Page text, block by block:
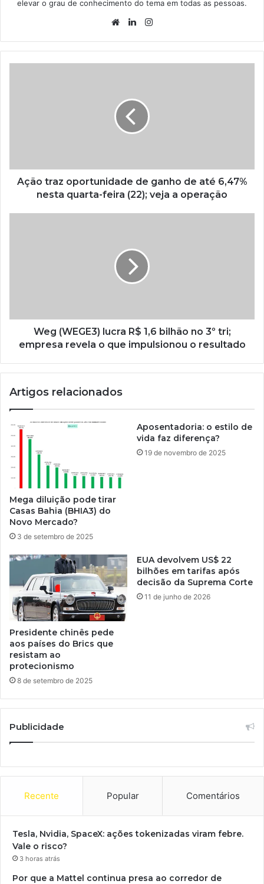
elevar o grau de conhecimento do tema em todas as pessoas.
WebsiteLinkedin
Ação traz oportunidade de ganho de até 6,47%
nesta quarta-feira (22); veja a operação
Weg (WEGE3) lucra R$ 1,6 bilhão no 3º tri;
empresa revela o que impulsionou o resultado
Artigos relacionados
Mega diluição pode tirar
Casas Bahia (BHIA3) do
Novo Mercado?
3 de setembro de 2025
Aposentadoria: o estilo de
vida faz diferença?
19 de novembro de 2025
Presidente chinês pede
aos países do Brics que
resistam ao
protecionismo
8 de setembro de 2025
EUA devolvem US$ 22
bilhões em tarifas após
decisão da Suprema Corte
11 de junho de 2026
Publicidade
Recente Popular Comentários
Tesla, Nvidia, SpaceX: ações tokenizadas viram febre.
Vale o risco?
3 horas atrás
Por que a Mattel continua presa ao corredor de